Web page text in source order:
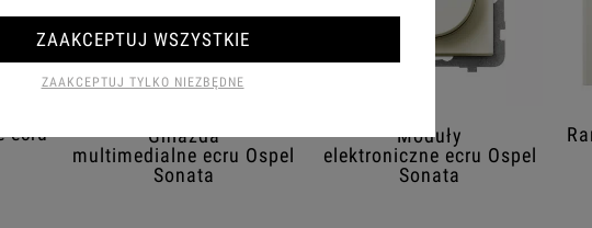
ecru
Gniazda
multimedialne ecru Ospel
Sonata
Moduły
elektroniczne ecru Ospel
Sonata
ZAAKCEPTUJ TYLKO NIEZBĘDNE
ZAAKCEPTUJ WSZYSTKIE